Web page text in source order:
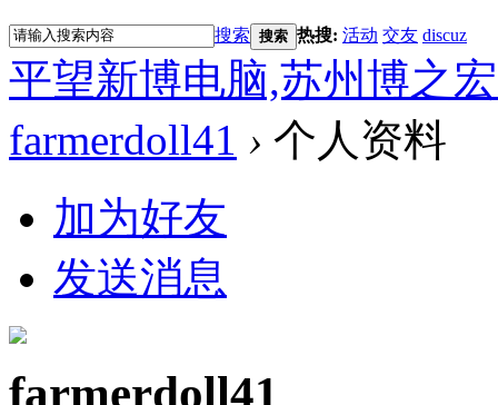
搜索 搜索 热搜: 活动 交友 discuz
平望新博电脑,苏州博之
farmerdoll41 › 个人资料
加为好友
发送消息
farmerdoll41